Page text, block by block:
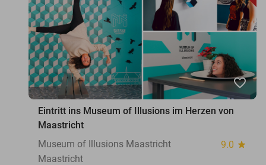
favorite_border
Eintritt ins Museum of Illusions im Herzen von
Maastricht
Museum of Illusions Maastricht
9.0 star
Maastricht